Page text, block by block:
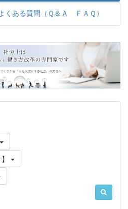
ある質問（Ｑ＆Ａ ＦＡＱ）